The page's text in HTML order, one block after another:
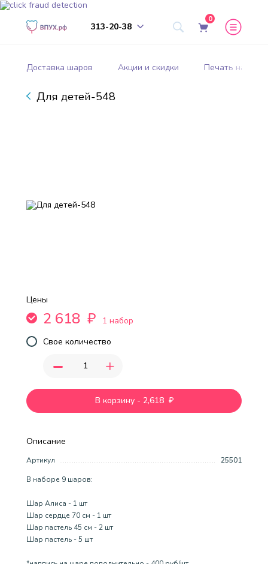
313-20-38
0
Доставка шаров Акции и скидки Печать на
Для детей-548
Описание
Артикул
25501
В наборе 9 шаров:
Шар Алиса - 1 шт
Шар сердце 70 см - 1 шт
Шар пастель 45 см - 2 шт
Шар пастель - 5 шт
Цены
2 618 ₽
1 набор
Свое количество
- +
В корзину - 2,618 ₽